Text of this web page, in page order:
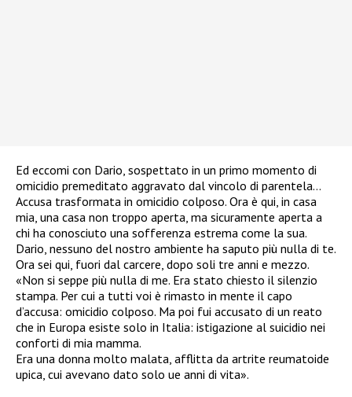
Ed eccomi con Dario, sospettato in un primo momento di
omicidio premeditato aggravato dal vincolo di parentela…
Accusa trasformata in omicidio colposo. Ora è qui, in casa
mia, una casa non troppo aperta, ma sicuramente aperta a
chi ha conosciuto una sofferenza estrema come la sua.
Dario, nessuno del nostro ambiente ha saputo più nulla di te.
Ora sei qui, fuori dal carcere, dopo soli tre anni e mezzo.
«Non si seppe più nulla di me. Era stato chiesto il silenzio
stampa. Per cui a tutti voi è rimasto in mente il capo
d’accusa: omicidio colposo. Ma poi fui accusato di un reato
che in Europa esiste solo in Italia: istigazione al suicidio nei
conforti di mia mamma.
Era una donna molto malata, afflitta da artrite reumatoide
upica, cui avevano dato solo ue anni di vita».